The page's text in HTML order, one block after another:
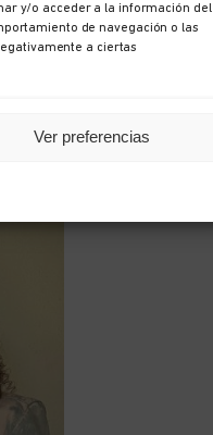
y/o acceder a la información del
de navegación o las
a ciertas
Ver preferencias
de